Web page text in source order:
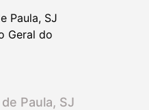
Paula, SJ